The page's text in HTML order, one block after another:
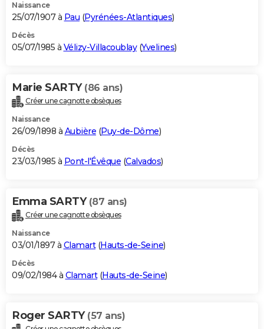
Naissance
25/07/1907 à Pau (Pyrénées-Atlantiques)
Décès
05/07/1985 à Vélizy-Villacoublay(Yvelines)
Marie SARTY (86 ans)
Créer une cagnotte obsèques
Naissance
26/09/1898 à Aubière (Puy-de-Dôme)
Décès
23/03/1985 à Pont-l'Évêque (Calvados)
Emma SARTY (87 ans)
Créer une cagnotte obsèques
Naissance
03/01/1897 à Clamart(Hauts-de-Seine)
Décès
09/02/1984 à Clamart(Hauts-de-Seine)
Roger SARTY (57 ans)